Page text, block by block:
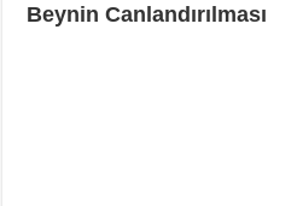
Beynin Canlandırılması